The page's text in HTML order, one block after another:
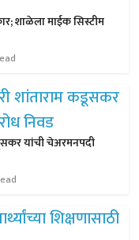
शाळेला माईक सिस्टीम
यांची चेअरमनपदी